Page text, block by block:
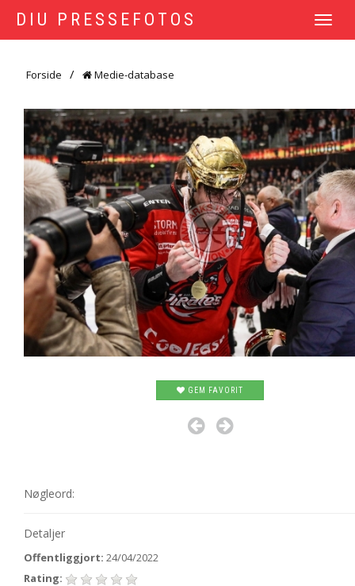
DIU PRESSEFOTOS
TOGGLE
Forside Medie-database
GEM FAVORIT
Nøgleord:
Detaljer
Offentliggjort: 24/04/2022
Rating: